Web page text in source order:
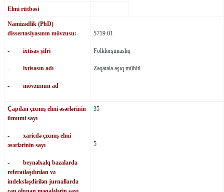
Elmi rütbəsi
Namizədlik (PhD)
dissertasiyasının mövzusu:
- ixtisas şifri
- ixtisasın adı
- mövzunun ad
5719.01
Folklorşünaslıq
Zaqatala aşıq mühiti
Çapdan çıxmış elmi əsərlərinin
ümumi sayı
- xaricdə çıxmış elmi
əsərlərinin sayı
- beynəlxalq bazalarda
referatlaşdırılan və
indeksləşdirilən jurnallarda
35
5